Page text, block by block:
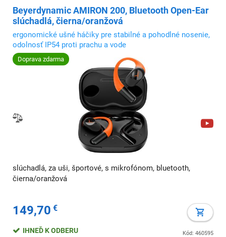
Beyerdynamic AMIRON 200, Bluetooth Open-Ear
slúchadlá, čierna/oranžová
ergonomické ušné háčiky pre stabilné a pohodlné nosenie,
odolnosť IP54 proti prachu a vode
Doprava zdarma
slúchadlá, za uši, športové, s mikrofónom, bluetooth,
čierna/oranžová
149,70 €
Kód: 460595
IHNEĎ K ODBERU